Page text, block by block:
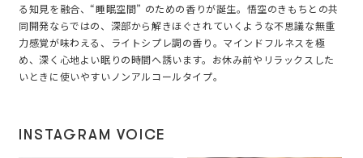
る知見を融合、“睡眠空間” のための香りが誕生。悟空のきもちとの共
同開発ならではの、深部から解きほぐされていくような不思議な無重
力感覚が味わえる、ライトシプレ調の香り。マインドフルネスを極
め、深く心地よい眠りの時間へ誘います。お休み前やリラックスした
いときに使いやすいノンアルコールタイプ。
INSTAGRAM VOICE